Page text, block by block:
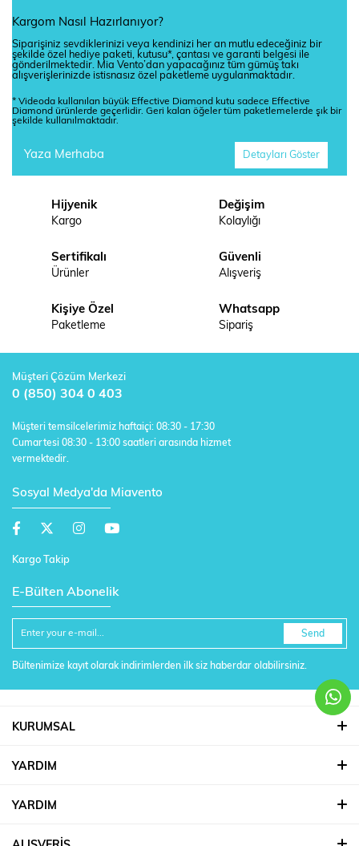
Kargom Nasıl Hazırlanıyor?
Siparişiniz sevdiklerinizi veya kendinizi her an mutlu edeceğiniz bir
şekilde özel hediye paketi, kutusu*, çantası ve garanti belgesi ile
gönderilmektedir. Mia Vento’dan yapacağınız tüm gümüş takı
alışverişlerinizde istisnasız özel paketleme uygulanmaktadır.
* Videoda kullanılan büyük Effective Diamond kutu sadece Effective
Diamond ürünlerde geçerlidir. Geri kalan öğeler tüm paketlemelerde şık bir
şekilde kullanılmaktadır.
Yaza Merhaba Detayları Göster
Hijyenik
Kargo
Değişim
Kolaylığı
Sertifikalı
Ürünler
Güvenli
Alışveriş
Kişiye Özel
Paketleme
Whatsapp
Sipariş
Müşteri Çözüm Merkezi
0 (850) 304 0 403
Müşteri temsilcelerimiz haftaiçi: 08:30 - 17:30
Cumartesi 08:30 - 13:00 saatleri arasında hizmet
vermektedir.
Sosyal Medya'da Miavento
Kargo Takip
E-Bülten Abonelik
Send
Bültenimize kayıt olarak indirimlerden ilk siz haberdar olabilirsiniz.
KURUMSAL
YARDIM
YARDIM